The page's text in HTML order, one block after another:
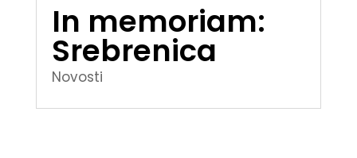
In memoriam:
Srebrenica
Novosti